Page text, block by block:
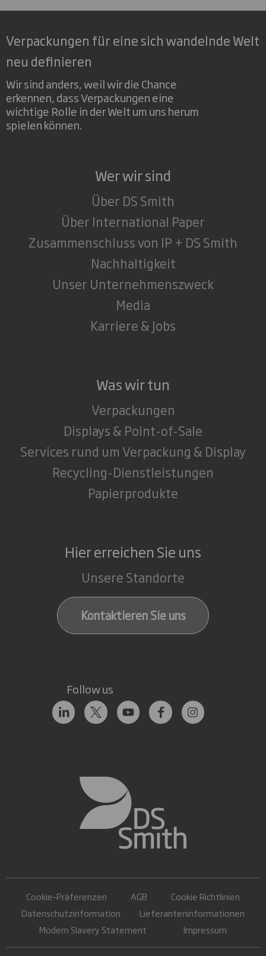
Verpackungen für eine sich wandelnde Welt
neu definieren
Wir sind anders, weil wir die Chance
erkennen, dass Verpackungen eine
wichtige Rolle in der Welt um uns herum
spielen können.
Wer wir sind
Über DS Smith
Über International Paper
Zusammenschluss von IP + DS Smith
Nachhaltigkeit
Unser Unternehmenszweck
Media
Karriere & Jobs
Was wir tun
Verpackungen
Displays & Point-of-Sale
Services rund um Verpackung & Display
Recycling-Dienstleistungen
Papierprodukte
Hier erreichen Sie uns
Unsere Standorte
Kontaktieren Sie uns
Follow us
Cookie-Präferenzen AGB
Cookie Richtlinien
Datenschutzinformation
Lieferanteninformationen
Modern Slavery Statement
Impressum